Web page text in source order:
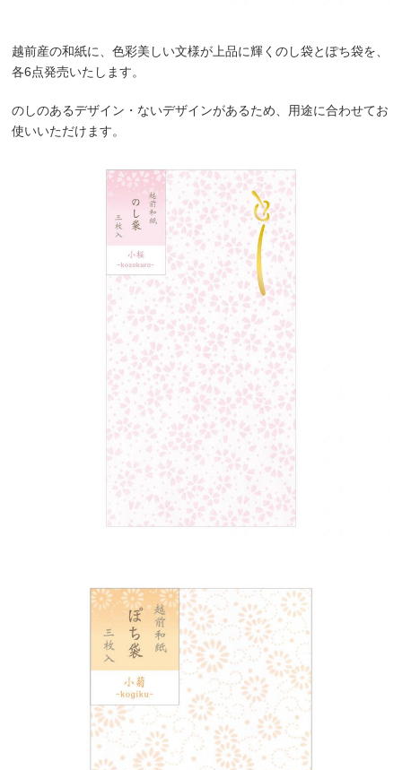
越前産の和紙に、色彩美しい文様が上品に輝くのし袋とぽち袋を、
各6点発売いたします。
のしのあるデザイン・ないデザインがあるため、用途に合わせてお
使いいただけます。